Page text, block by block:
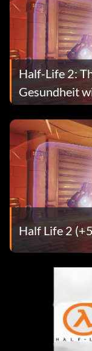
Half-Life 2:
Gesundheit
Half Life 2